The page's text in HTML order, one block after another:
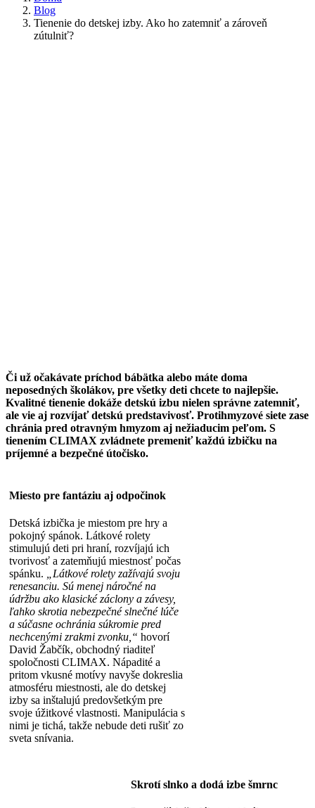
Blog
Tienenie do detskej izby. Ako ho zatemniť a zároveň
zútulniť?
Či už očakávate príchod bábätka alebo máte doma
neposedných školákov, pre všetky deti chcete to najlepšie.
Kvalitné tienenie dokáže detskú izbu nielen správne zatemniť,
ale vie aj rozvíjať detskú predstavivosť. Protihmyzové siete zase
chránia pred otravným hmyzom aj nežiaducim peľom. S
tienením CLIMAX zvládnete premeniť každú izbičku na
príjemné a bezpečné útočisko.
Miesto pre fantáziu aj odpočinok
Detská izbička je miestom pre hry a
pokojný spánok. Látkové rolety
stimulujú deti pri hraní, rozvíjajú ich
tvorivosť a zatemňujú miestnosť počas
spánku.
„Látkové rolety zažívajú svoju
renesanciu. Sú menej náročné na
údržbu ako klasické záclony a závesy,
ľahko skrotia nebezpečné slnečné lúče
a súčasne ochránia súkromie pred
nechcenými zrakmi zvonku,“ hovorí
David Žabčík, obchodný riaditeľ
spoločnosti CLIMAX. Nápadité a
pritom vkusné motívy navyše dokreslia
atmosféru miestnosti, ale do detskej
izby sa inštalujú predovšetkým pre
svoje úžitkové vlastnosti. Manipulácia s
nimi je tichá, takže nebude deti rušiť zo
sveta snívania.
Skrotí slnko a dodá izbe šmrnc